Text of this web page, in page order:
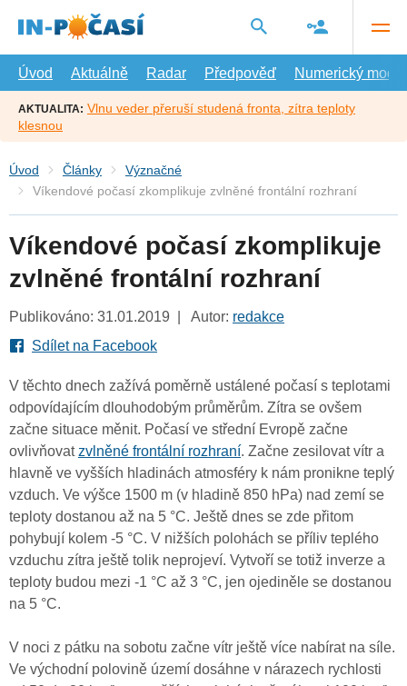
hlavní
Úvod
Aktuálně Radar Předpověď Numerický model
AKTUALITA: Vlnu veder přeruší studená fronta, zítra teploty
klesnou
Úvod Články
Význačné
Víkendové počasí zkomplikuje zvlněné frontální rozhraní
Víkendové počasí zkomplikuje
zvlněné frontální rozhraní
Publikováno: 31.01.2019 | Autor: redakce
Sdílet na Facebook
V těchto dnech zažívá poměrně ustálené počasí s teplotami
odpovídajícím dlouhodobým průměrům. Zítra se ovšem
začne situace měnit. Počasí ve střední Evropě začne
ovlivňovatzvlněné frontální rozhraní. Začne zesilovat vítr a
hlavně ve vyšších hladinách atmosféry k nám pronikne teplý
vzduch. Ve výšce 1500 m (v hladině 850 hPa) nad zemí se
teploty dostanou až na 5 °C. Ještě dnes se zde přitom
pohybují kolem -5 °C. V nižších polohách se příliv teplého
vzduchu zítra ještě tolik neprojeví. Vytvoří se totiž inverze a
teploty budou mezi -1 °C až 3 °C, jen ojediněle se dostanou
na 5 °C.
V noci z pátku na sobotu začne vítr ještě více nabírat na síle.
Ve východní polovině území dosáhne v nárazech rychlosti